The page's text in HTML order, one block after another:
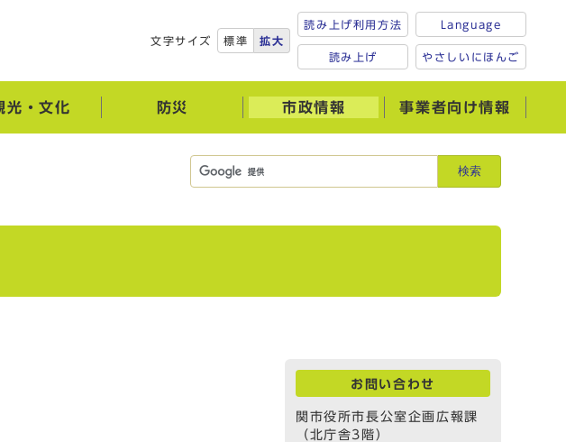
文字サイズ 標準 拡大
読み上げ利用方法
読み上げ
Language
やさしいにほんご
光・文化 防災 市政情報 事業者向け情報
検索
お問い合わせ
関市役所市長公室企画広報課
（北庁舎3階）